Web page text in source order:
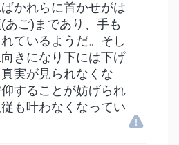
かれらに首かせがは
ご)まであり、手も
ているようだ。そし
きになり下には下げ
実が見られなくな
することが妨げられ
も叶わなくなってい